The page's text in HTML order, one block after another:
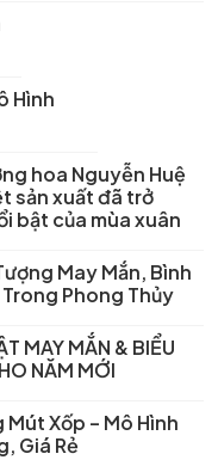
Hình
hoa Nguyễn Huệ
sản xuất đã trở
bật của mùa xuân
May Mắn, Bình
Phong Thủy
MAY MẮN & BIỂU
NĂM MỚI
Mút Xốp – Mô Hình
Giá Rẻ